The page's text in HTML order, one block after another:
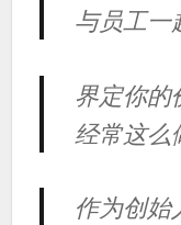
与员工一
界定你
经常这么
作为创始